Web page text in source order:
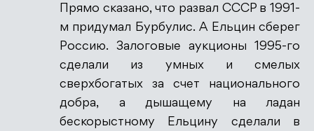
Прямо сказано, что развал СССР в 1991-
м придумал Бурбулис. А Ельцин сберег
Россию. Залоговые аукционы 1995-го
сделали из умных и смелых
сверхбогатых за счет национального
добра, а дышащему на ладан
бескорыстному Ельцину сделали в